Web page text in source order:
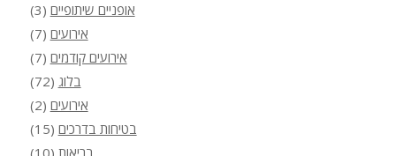
אופניים שיתופיים (3)
אירועים (7)
אירועים קודמים (7)
בלוג (72)
אירועים (2)
בטיחות בדרכים (15)